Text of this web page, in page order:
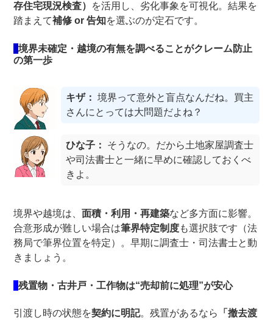
存住宅現況検査） を活用し、劣化事象を可視化。結果を
踏まえて補修 or 告知を選ぶのが定石です。
境界未確定・越境の有無を調べることがクレーム防止
の第一歩
キザ： 境界って意外と盲点なんだね。買主
さんにとっては大問題だよね？
ひな子：
そうなの。だから土地家屋調査士
や司法書士と一緒に早めに確認しておくべ
きよ。
境界や越境は、面積・利用・再建築など多方面に影響。
合意形成が難しい場合は筆界特定制度も選択肢です（法
務局で筆界位置を特定）。早期に調査士・司法書士と動
きましょう。
残置物・古井戸・工作物は“売却前に処理”が安心
引渡し時の状態を契約に明記。残置があるなら
「撤去渡